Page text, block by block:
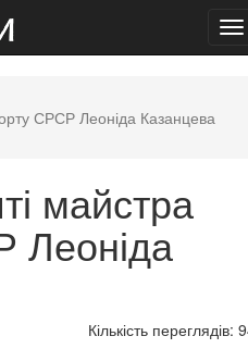
СРСР Леоніда Казанцева
майстра
Леоніда
Кількість переглядів: